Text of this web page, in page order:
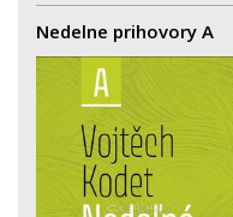
Nedelne prihovory A